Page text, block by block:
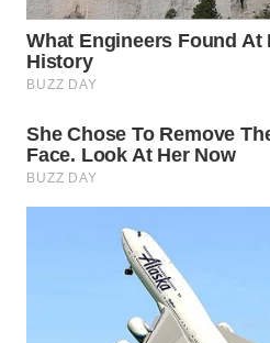
MANDALIKA
WN
WN
LABUANBAJO